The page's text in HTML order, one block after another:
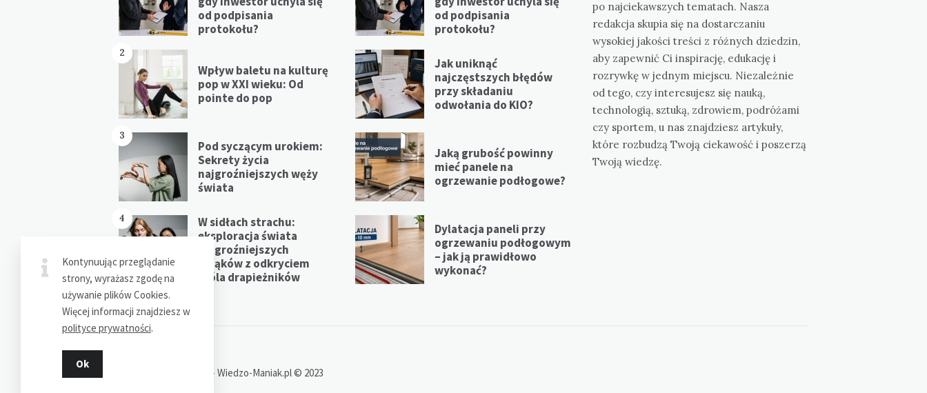
od podpisania
protokołu?
2
Wpływ baletu na kulturę
pop w XXI wieku: Od
pointe do pop
3
Pod syczącym urokiem:
Sekrety życia
najgroźniejszych węży
świata
4
W sidłach strachu:
eksploracja świata
najgroźniejszych
pająków z odkryciem
króla drapieżników
od podpisania
protokołu?
Jak uniknąć
najczęstszych błędów
przy składaniu
odwołania do KIO?
Jaką grubość powinny
mieć panele na
ogrzewanie podłogowe?
Dylatacja paneli przy
ogrzewaniu podłogowym
– jak ją prawidłowo
wykonać?
po najciekawszych tematach. Nasza
redakcja skupia się na dostarczaniu
wysokiej jakości treści z różnych dziedzin,
aby zapewnić Ci inspirację, edukację i
rozrywkę w jednym miejscu. Niezależnie
od tego, czy interesujesz się nauką,
technologią, sztuką, zdrowiem, podróżami
czy sportem, u nas znajdziesz artykuły,
które rozbudzą Twoją ciekawość i poszerzą
Twoją wiedzę.
Dziękujemy za wizytę - Wiedzo-Maniak.pl © 2023
Kontynuując przeglądanie
strony, wyrażasz zgodę na
używanie plików Cookies.
Więcej informacji znajdziesz w
polityce prywatności.
Ok